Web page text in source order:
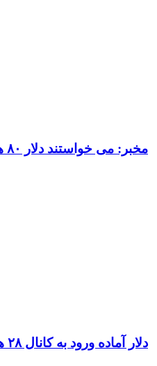
مخبر: می خواستند دلار ۸۰ هزار تومان شود
دلار آماده ورود به کانال ۲۸ هزار تومان